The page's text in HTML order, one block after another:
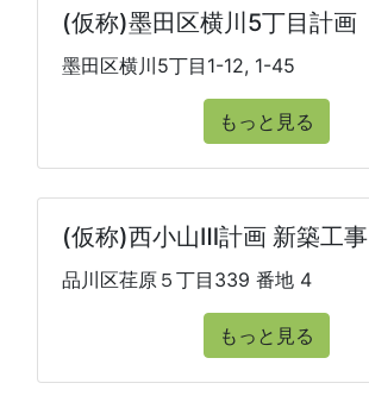
(仮称)墨田区横川5丁目計画
墨田区横川5丁目1-12, 1-45
もっと見る
(仮称)西小山Ⅲ計画 新築工事
品川区荏原５丁目339 番地 4
もっと見る